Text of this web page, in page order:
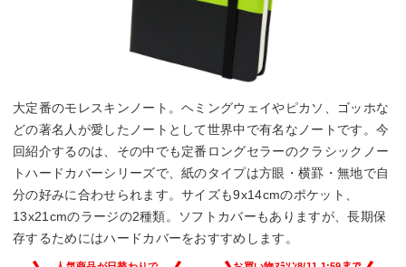
大定番のモレスキンノート。ヘミングウェイやピカソ、ゴッホな
どの著名人が愛したノートとして世界中で有名なノートです。今
回紹介するのは、その中でも定番ロングセラーのクラシックノー
トハードカバーシリーズで、紙のタイプは方眼・横罫・無地で自
分の好みに合わせられます。サイズも9x14cmのポケット、
13x21cmのラージの2種類。ソフトカバーもありますが、長期保
存するためにはハードカバーをおすすめします。